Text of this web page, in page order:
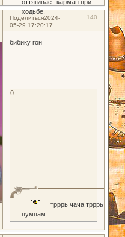
оттягивает карман при
ходьбе.
Поделиться 140
2024-
05-29 17:20:17
бибику гон
трррь чача трррь
пумпам
0